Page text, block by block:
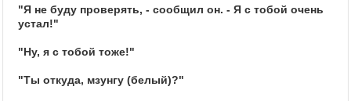
"Я не буду проверять, - сообщил он. - Я с тобой очень
устал!"
"Ну, я с тобой тоже!"
"Ты откуда, мзунгу (белый)?"